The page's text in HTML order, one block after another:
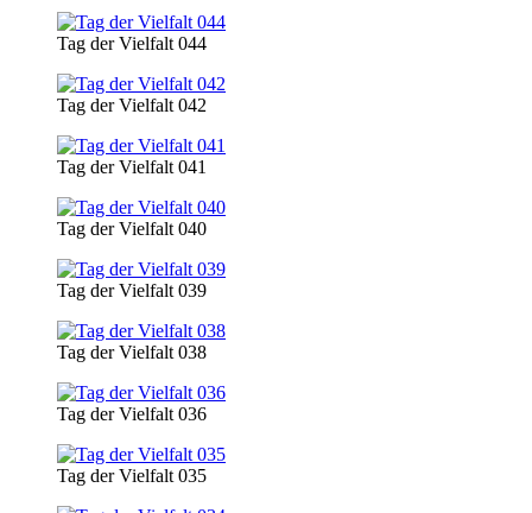
Tag der Vielfalt 044
Tag der Vielfalt 042
Tag der Vielfalt 041
Tag der Vielfalt 040
Tag der Vielfalt 039
Tag der Vielfalt 038
Tag der Vielfalt 036
Tag der Vielfalt 035